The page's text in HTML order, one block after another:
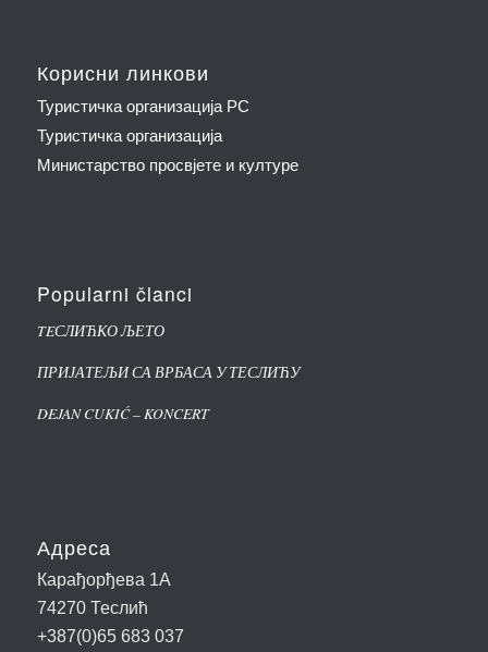
Корисни линкови
Туристичка организација РС
Туристичка организација
Министарство просвјете и културе
Popularni članci
TEСЛИЋКО ЉЕТО
ПРИЈАТЕЉИ СА ВРБАСА У ТЕСЛИЋУ
DEJAN CUKIĆ – KONCERT
Адреса
Карађорђева 1А
74270 Теслић
+387(0)65 683 037